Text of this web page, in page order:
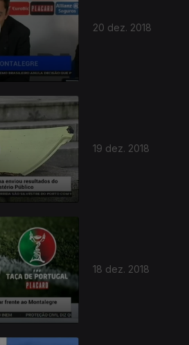
20 dez. 2018
19 dez. 2018
18 dez. 2018